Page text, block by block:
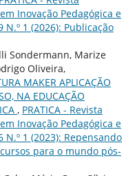
Inovação Pedagógica e
1 (2026): Publicação
Sondermann, Marize
Oliveira,
MAKER APLICAÇÃO
NA EDUCAÇÃO
, PRATICA - Revista
Inovação Pedagógica e
1 (2023): Repensando
para o mundo pós-